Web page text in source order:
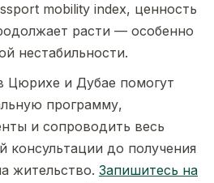
mobility index, ценность
расти — особенно
нестабильности.
Цюрихе и Дубае помогут
программу,
и сопроводить весь
консультации до получения
жительство. Запишитесь на